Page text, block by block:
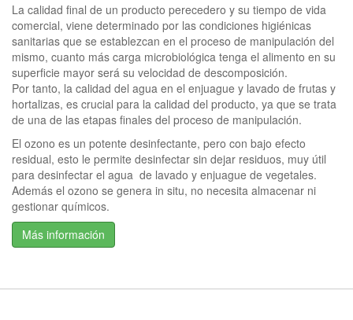
La calidad final de un producto perecedero y su tiempo de vida
comercial, viene determinado por las condiciones higiénicas
sanitarias que se establezcan en el proceso de manipulación del
mismo, cuanto más carga microbiológica tenga el alimento en su
superficie mayor será su velocidad de descomposición.
Por tanto, la calidad del agua en el enjuague y lavado de frutas y
hortalizas, es crucial para la calidad del producto, ya que se trata
de una de las etapas finales del proceso de manipulación.
El ozono es un potente desinfectante, pero con bajo efecto
residual, esto le permite desinfectar sin dejar residuos, muy útil
para desinfectar el agua de lavado y enjuague de vegetales.
Además el ozono se genera in situ, no necesita almacenar ni
gestionar químicos.
Más información